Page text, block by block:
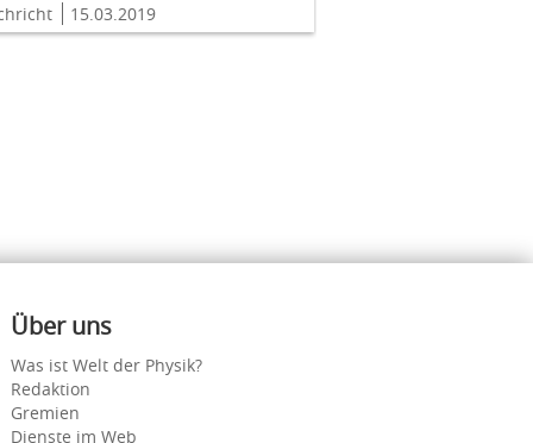
15.03.2019
Über uns
Was ist Welt der Physik?
Redaktion
Gremien
Dienste im Web